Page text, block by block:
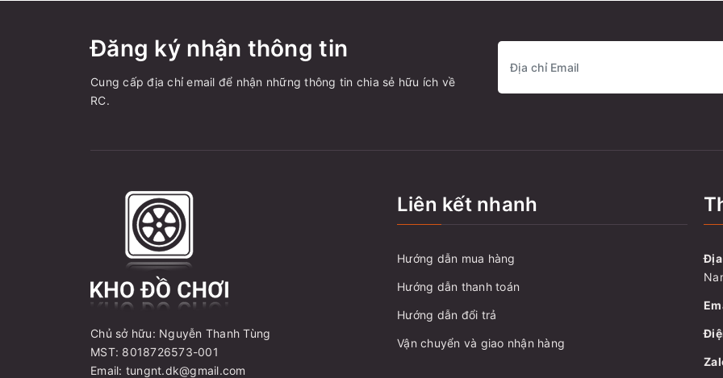
Đăng ký nhận thông tin
Cung cấp địa chỉ email để nhận những thông tin chia sẻ hữu ích về
RC.
Chủ sở hữu: Nguyễn Thanh Tùng
MST: 8018726573-001
Email: tungnt.dk@gmail.com
Liên kết nhanh
Hướng dẫn mua hàng
Hướng dẫn thanh toán
Hướng dẫn đổi trả
Vận chuyển và giao nhận hàng